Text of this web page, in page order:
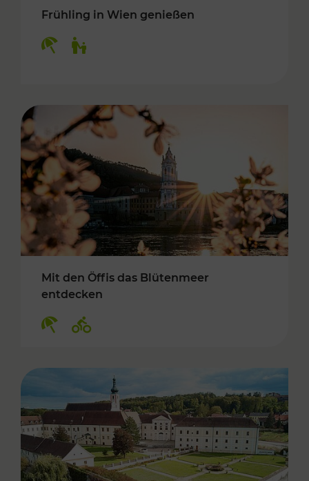
Frühling in Wien genießen
Mit den Öffis das Blütenmeer
entdecken